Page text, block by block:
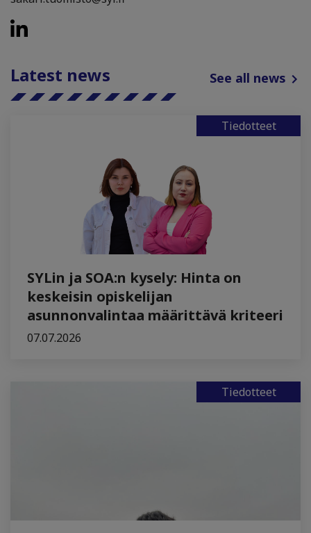
Latest news See all news
Tiedotteet
SYLin ja SOA:n kysely: Hinta on
keskeisin opiskelijan
asunnonvalintaa määrittävä kriteeri
07.07.2026
Tiedotteet